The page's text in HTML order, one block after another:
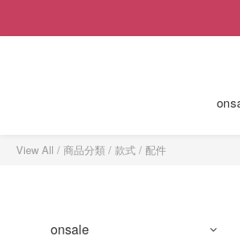
View All / 商品分類 / 款式 / 配件
onsale